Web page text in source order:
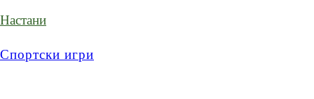
Настани
Спортски игри